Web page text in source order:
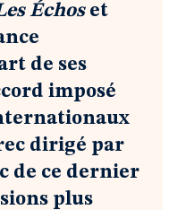
Échoset
de ses
imposé
dirigé par
de ce dernier
plus